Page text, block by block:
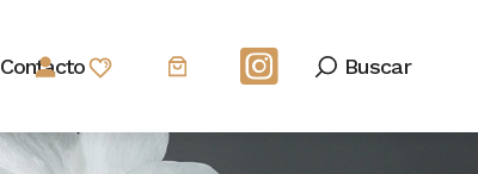
Contacto Buscar